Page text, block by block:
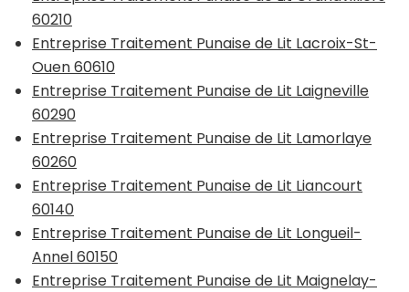
60210
Entreprise Traitement Punaise de Lit Lacroix-St-
Ouen 60610
Entreprise Traitement Punaise de Lit Laigneville
60290
Entreprise Traitement Punaise de Lit Lamorlaye
60260
Entreprise Traitement Punaise de Lit Liancourt
60140
Entreprise Traitement Punaise de Lit Longueil-
Annel 60150
Entreprise Traitement Punaise de Lit Maignelay-